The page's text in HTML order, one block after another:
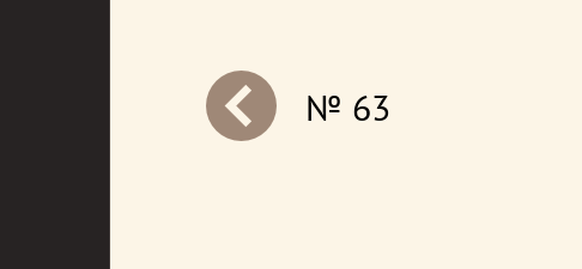
№ 63